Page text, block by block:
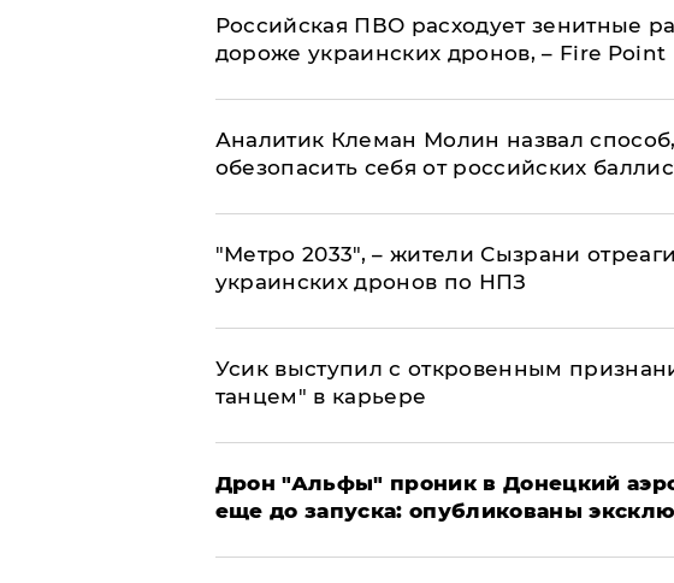
Российская ПВО расходует зенитные
дороже украинских дронов, – Fire Point
Аналитик Клеман Молин назвал
обезопасить себя от российских
"Метро 2033", – жители Сызрани
украинских дронов по НПЗ
Усик выступил с откровенным
танцем" в карьере
Дрон "Альфы" проник в Донецкий
еще до запуска: опубликованы